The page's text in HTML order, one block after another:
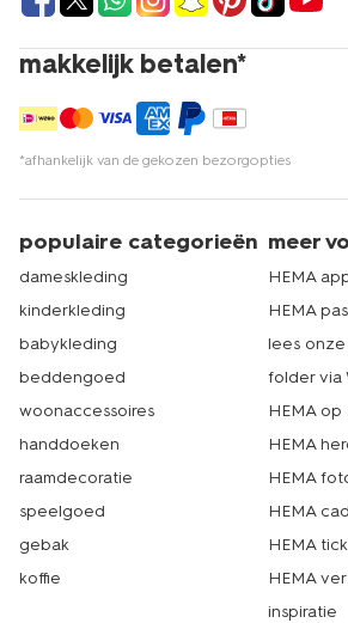
makkelijk betalen*
*afhankelijk van de gekozen bezorgopties
populaire categorieën
dameskleding
kinderkleding
babykleding
beddengoed
woonaccessoires
handdoeken
raamdecoratie
speelgoed
gebak
koffie
meer
HEMA
HEMA pas
lees
folder via
HEMA
HEMA
HEMA
HEMA
HEMA
HEMA
inspiratie